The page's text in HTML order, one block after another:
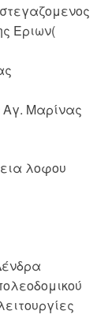
Εριων(
Μαρίνας
λοφου